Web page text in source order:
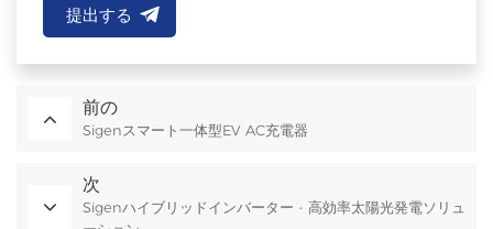
提出する
前の
Sigenスマート一体型EV AC充電器
次
Sigenハイブリッドインバーター - 高効率太陽光発電ソリュ